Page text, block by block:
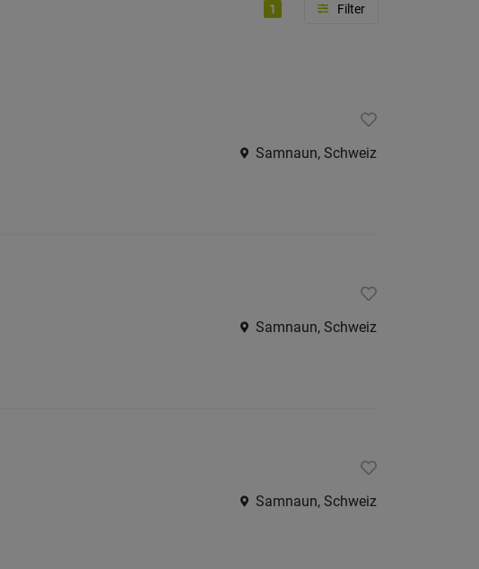
1
Samnaun, Schweiz
Samnaun, Schweiz
Samnaun, Schweiz